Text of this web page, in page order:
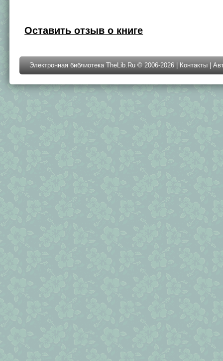
Оставить отзыв о книге
Электронная библиотека TheLib.Ru © 2006-2026 | Контакты |